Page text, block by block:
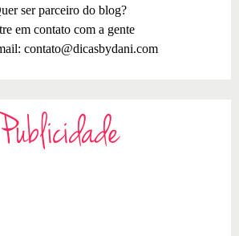
ser parceiro do blog?
em contato com a gente
contato@dicasbydani.com
Publicidade